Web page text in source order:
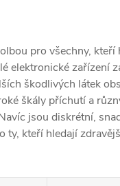
pro všechny,
elektronické
škodlivých látek
škály příchutí a
jsou diskrétní,
ty, kteří hledají